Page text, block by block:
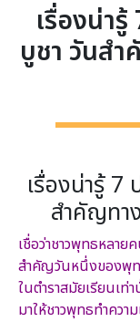
เรื่องน่า
บูชา วันส
เรื่องน่ารู้ 7
สำคัญทา
เชื่อว่าชาวพุทธหลา
สำคัญวันหนึ่งของพุท
ในตำราสมัยเรียนเ
มาให้ชาวพุทธทำควา